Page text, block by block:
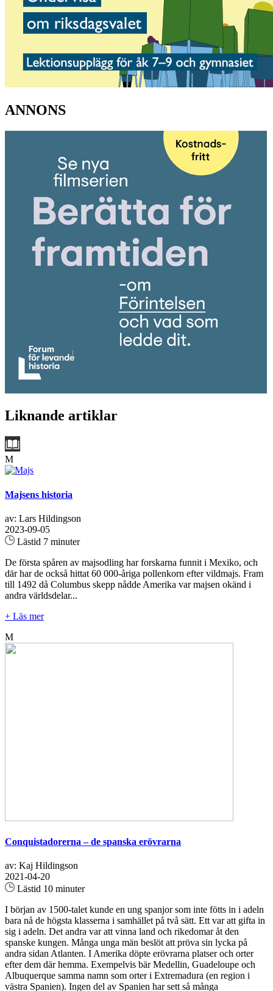
ANNONS
Liknande artiklar
M
Majsens historia
av: Lars Hildingson
2023-09-05
Lästid 7 minuter
De första spåren av majsodling har forskarna funnit i Mexiko, och
där har de också hittat 60 000-åriga pollenkorn efter vildmajs. Fram
till 1492 då Columbus skepp nådde Amerika var majsen okänd i
andra världsdelar...
+ Läs mer
M
Conquistadorerna – de spanska erövrarna
av: Kaj Hildingson
2021-04-20
Lästid 10 minuter
I början av 1500-talet kunde en ung spanjor som inte fötts in i adeln
bara nå de högsta klasserna i samhället på två sätt. Ett var att gifta in
sig i adeln. Det andra var att vinna land och rikedomar åt den
spanske kungen. Många unga män beslöt att pröva sin lycka på
andra sidan Atlanten. I Amerika döpte erövrarna platser och orter
efter dem där hemma. Exempelvis bär Medellin, Guadeloupe och
Albuquerque samma namn som orter i Extremadura (en region i
västra Spanien). Ingen del av Spanien har sett så många